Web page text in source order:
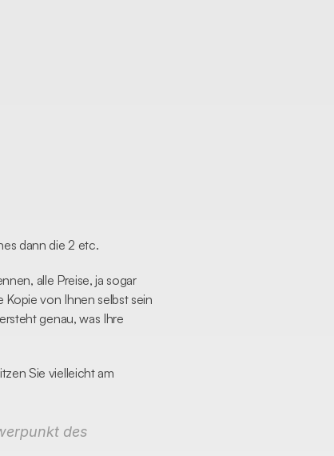
dann die 2 etc.
alle Preise, ja sogar
Kopie von Ihnen selbst sein
genau, was Ihre
Sie vielleicht am
des